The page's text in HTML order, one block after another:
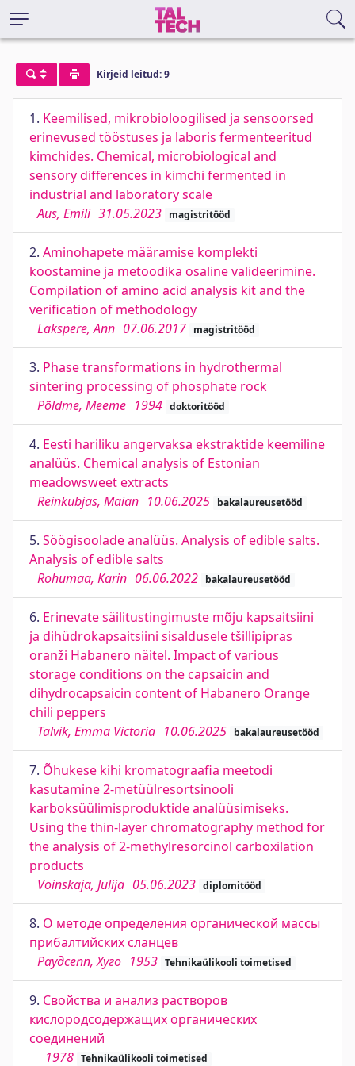
Kirjeid leitud: 9
1. Keemilised, mikrobioloogilised ja sensoorsed
erinevused tööstuses ja laboris fermenteeritud
kimchides. Chemical, microbiological and
sensory differences in kimchi fermented in
industrial and laboratory scale
Aus, Emili 31.05.2023 magistritööd
2. Aminohapete määramise komplekti
koostamine ja metoodika osaline valideerimine.
Compilation of amino acid analysis kit and the
verification of methodology
Lakspere, Ann 07.06.2017 magistritööd
3. Phase transformations in hydrothermal
sintering processing of phosphate rock
Põldme, Meeme 1994 doktoritööd
4. Eesti hariliku angervaksa ekstraktide keemiline
analüüs. Chemical analysis of Estonian
meadowsweet extracts
Reinkubjas, Maian 10.06.2025 bakalaureusetööd
5. Söögisoolade analüüs. Analysis of edible salts.
Analysis of edible salts
Rohumaa, Karin 06.06.2022 bakalaureusetööd
6. Erinevate säilitustingimuste mõju kapsaitsiini
ja dihüdrokapsaitsiini sisaldusele tšillipipras
oranži Habanero näitel. Impact of various
storage conditions on the capsaicin and
dihydrocapsaicin content of Habanero Orange
chili peppers
Talvik, Emma Victoria 10.06.2025 bakalaureusetööd
7. Õhukese kihi kromatograafia meetodi
kasutamine 2-metüülresortsinooli
karboksüülimisproduktide analüüsimiseks.
Using the thin-layer chromatography method for
the analysis of 2-methylresorcinol carboxilation
products
Voinskaja, Julija 05.06.2023 diplomitööd
8. О методе определения органической массы
прибалтийских сланцев
Раудсепп, Хуго 1953 Tehnikaülikooli toimetised
9. Свойства и анализ растворов
кислородсодержащих органических
соединений
1978 Tehnikaülikooli toimetised